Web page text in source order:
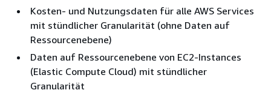
Kosten- und Nutzungsdaten für alle AWS Services
mit stündlicher Granularität (ohne Daten auf
Ressourcenebene)
Daten auf Ressourcenebene von EC2-Instances
(Elastic Compute Cloud) mit stündlicher
Granularität